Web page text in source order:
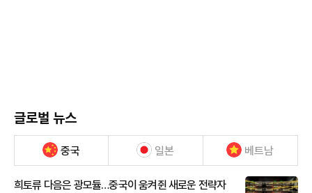
글로벌 뉴스
중국 일본 베트남
희토류 다음은 광모듈…중국이 움켜쥔 새로운 전략자